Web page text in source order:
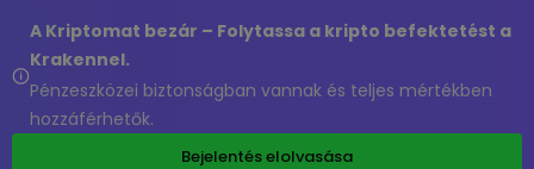
A Kriptomat bezár – Folytassa a kripto befektetést a
Krakennel.
Pénzeszközei biztonságban vannak és teljes mértékben
hozzáférhetők.
Bejelentés elolvasása